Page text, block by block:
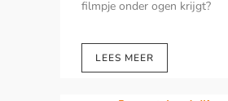
filmpje onder ogen krijgt?
LEES MEER